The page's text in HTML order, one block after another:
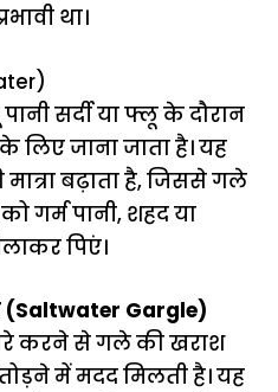
था।
सर्दी या फ्लू के दौरान
जाना जाता है। यह
मात्रा बढ़ाता है, जिससे गले
गर्म पानी, शहद या
पिएं।
Gargle)
करने से गले की खराश
में मदद मिलती है। यह